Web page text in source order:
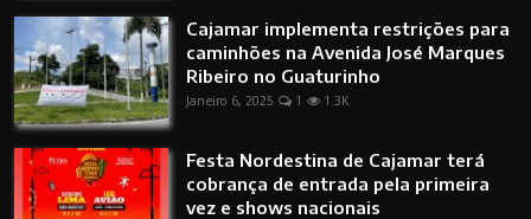
Cajamar implementa restrições para
caminhões na Avenida José Marques
Ribeiro no Guaturinho
Janeiro 6, 2025
1 1.3K
Festa Nordestina de Cajamar terá
cobrança de entrada pela primeira
vez e shows nacionais